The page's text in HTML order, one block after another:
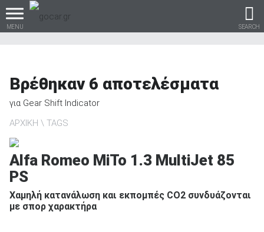
MENU SEARCH
Βρες τα πάντα για το
Βρέθηκαν 6 αποτελέσματα
για Gear Shift Indicator
ΑΡΧΙΚΗ
TAGS
Alfa Romeo MiTo 1.3 MultiJet 85
PS
Χαμηλή κατανάλωση και εκπομπές CO2 συνδυάζονται
με σπορ χαρακτήρα